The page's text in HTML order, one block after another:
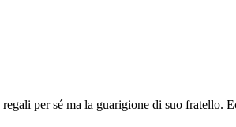
per sé ma la guarigione di suo fratello.